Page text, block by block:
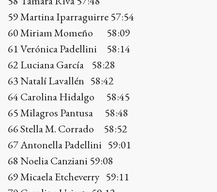
64 Carolina Hidalgo 58:45
65 Milagros Pantusa 58:48
66 Stella M. Corrado 58:52
67 Antonella Padellini 59:01
68 Noelia Canziani 59:08
69 Micaela Etcheverry 59:11
70 Carolina Uriarte 59:12
71 Paula Lucchesi 59:37
72 Luisina Galassi 59:42
73 Nadia Sánchez 59:57
74 Agustina Casajus 1:00:05
75 Carolina Carmona 1:00:09